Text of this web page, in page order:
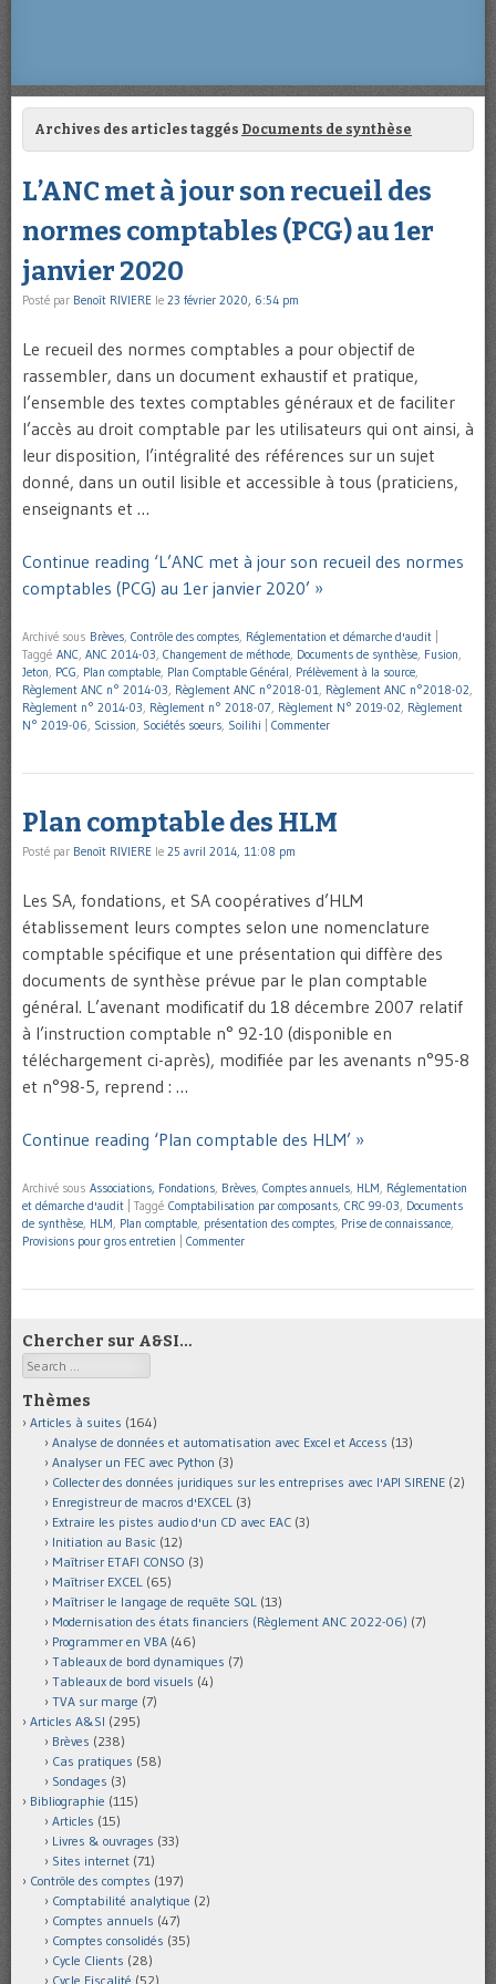
Archives des articles taggés Documents de synthèse
L’ANC met à jour son recueil des
normes comptables (PCG) au 1er
janvier 2020
Posté par Benoît RIVIERE le 23 février 2020, 6:54 pm
Le recueil des normes comptables a pour objectif de
rassembler, dans un document exhaustif et pratique,
l’ensemble des textes comptables généraux et de faciliter
l’accès au droit comptable par les utilisateurs qui ont ainsi, à
leur disposition, l’intégralité des références sur un sujet
donné, dans un outil lisible et accessible à tous (praticiens,
enseignants et …
Continue reading ‘L’ANC met à jour son recueil des normes
comptables (PCG) au 1er janvier 2020’ »
Archivé sous Brèves, Contrôle des comptes, Réglementation et démarche d'audit
Taggé ANC, ANC 2014-03, Changement de méthode, Documents de synthèse, Fusion,
Jeton, PCG, Plan comptable, Plan Comptable Général, Prélèvement à la source,
Règlement ANC n° 2014-03, Règlement ANC n°2018-01, Règlement ANC n°2018-02,
Règlement n° 2014-03, Règlement n° 2018-07, Règlement N° 2019-02, Règlement
N° 2019-06, Scission, Sociétés soeurs, Soilihi Commenter
Plan comptable des HLM
Posté par Benoît RIVIERE le 25 avril 2014, 11:08 pm
Les SA, fondations, et SA coopératives d’HLM
établissement leurs comptes selon une nomenclature
comptable spécifique et une présentation qui diffère des
documents de synthèse prévue par le plan comptable
général. L’avenant modificatif du 18 décembre 2007 relatif
à l’instruction comptable n° 92-10 (disponible en
téléchargement ci-après), modifiée par les avenants n°95-8
et n°98-5, reprend : …
Continue reading ‘Plan comptable des HLM’ »
Archivé sous Associations, Fondations, Brèves, Comptes annuels, HLM, Réglementation
et démarche d'audit
Taggé Comptabilisation par composants, CRC 99-03, Documents
de synthèse, HLM, Plan comptable, présentation des comptes, Prise de connaissance,
Provisions pour gros entretien
Commenter
Chercher sur A&SI…
Search
Thèmes
Articles à suites (164)
Analyse de données et automatisation avec Excel et Access (13)
Analyser un FEC avec Python (3)
Collecter des données juridiques sur les entreprises avec l'API SIRENE (2)
Enregistreur de macros d'EXCEL (3)
Extraire les pistes audio d'un CD avec EAC (3)
Initiation au Basic (12)
Maîtriser ETAFI CONSO (3)
Maîtriser EXCEL (65)
Maîtriser le langage de requête SQL (13)
Modernisation des états financiers (Règlement ANC 2022-06) (7)
Programmer en VBA (46)
Tableaux de bord dynamiques (7)
Tableaux de bord visuels (4)
TVA sur marge (7)
Articles A&SI (295)
Brèves (238)
Cas pratiques (58)
Sondages (3)
Bibliographie (115)
Articles (15)
Livres & ouvrages (33)
Sites internet (71)
Contrôle des comptes (197)
Comptabilité analytique (2)
Comptes annuels (47)
Comptes consolidés (35)
Cycle Clients (28)
Cycle Fiscalité (52)